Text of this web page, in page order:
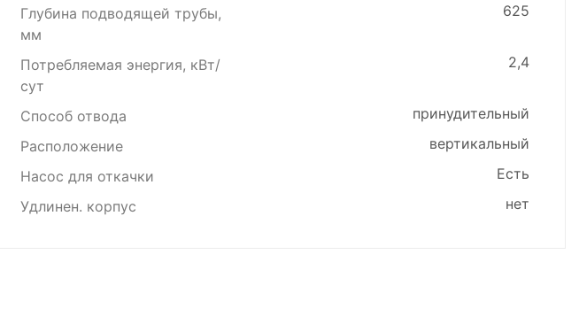
Глубина подводящей трубы,
мм
625
Потребляемая энергия, кВт/
сут
2,4
Способ отвода
принудительный
Расположение
вертикальный
Насос для откачки
Есть
Удлинен. корпус
нет